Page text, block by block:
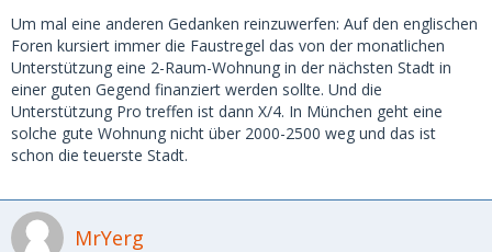
Um mal eine anderen Gedanken reinzuwerfen: Auf den englischen
Foren kursiert immer die Faustregel das von der monatlichen
Unterstützung eine 2-Raum-Wohnung in der nächsten Stadt in
einer guten Gegend finanziert werden sollte. Und die
Unterstützung Pro treffen ist dann X/4. In München geht eine
solche gute Wohnung nicht über 2000-2500 weg und das ist
schon die teuerste Stadt.
MrYerg